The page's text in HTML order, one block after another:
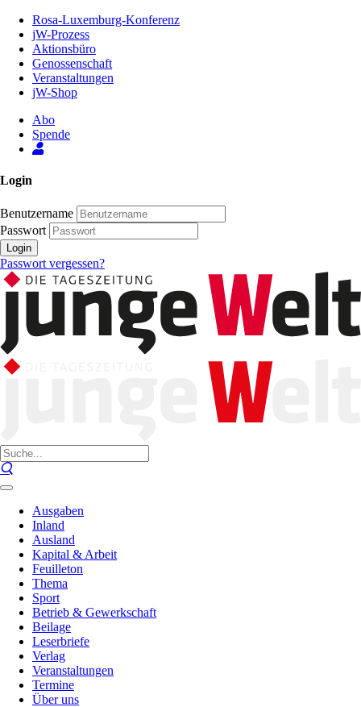
Inhalt
Seite
Rosa-Luxemburg-Konferenz
jW-Prozess
Aktionsbüro
Genossenschaft
Veranstaltungen
jW-Shop
Abo
Spende
Login
Benutzername
Passwort
Login
Passwort vergessen?
Ausgaben
Inland
Ausland
Kapital & Arbeit
Feuilleton
Thema
Sport
Betrieb & Gewerkschaft
Beilage
Leserbriefe
Verlag
Veranstaltungen
Termine
Über uns